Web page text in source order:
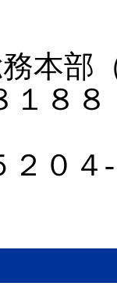
本部
１８
０４